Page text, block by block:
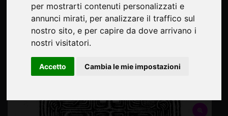
per mostrarti contenuti personalizzati e
annunci mirati, per analizzare il traffico sul
nostro sito, e per capire da dove arrivano i
nostri visitatori.
Accetto Cambia le mie impostazioni